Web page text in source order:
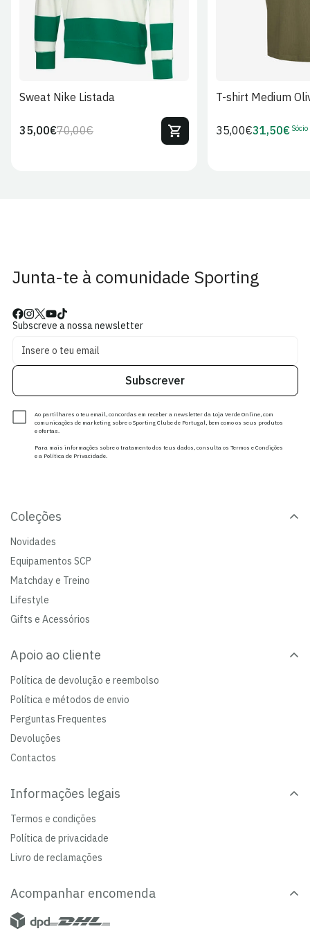
Sweat Nike Listada
Preço
70,00€Preço
35,00€
T-shirt Medium
Preço
35,00€Preço
31,50€ Sócio
Junta-te à comunidade Sporting
Subscreve a nossa newsletter
Subscrever
Ao partilhares o teu email, concordas em receber a newsletter da Loja Verde Online, com
comunicações de marketing sobre o Sporting Clube de Portugal, bem como os seus produtos
e ofertas.
Para mais informações sobre o tratamento dos teus dados, consulta os Termos e Condições
e a Política de Privacidade.
Coleções
Novidades
Equipamentos SCP
Matchday e Treino
Lifestyle
Gifts e Acessórios
Apoio ao cliente
Política de devolução e reembolso
Política e métodos de envio
Perguntas Frequentes
Devoluções
Contactos
Informações legais
Termos e condições
Política de privacidade
Livro de reclamações
Acompanhar encomenda